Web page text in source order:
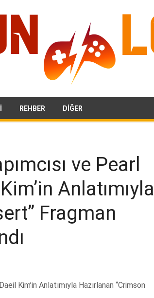
REHBER DIĞER
ve Pearl
Anlatımıyla
Fragman